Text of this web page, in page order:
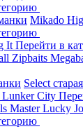
Mikado
It Перейти в
Zipbaits
Select
Lunker City
MasterLucky